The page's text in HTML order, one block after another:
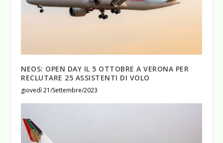
NEOS: OPEN DAY IL 5 OTTOBRE A VERONA PER
RECLUTARE 25 ASSISTENTI DI VOLO
giovedì 21/Settembre/2023